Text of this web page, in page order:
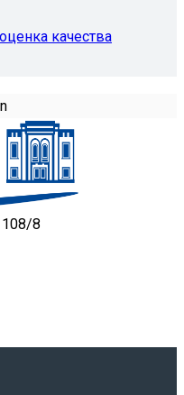
качества
108/8